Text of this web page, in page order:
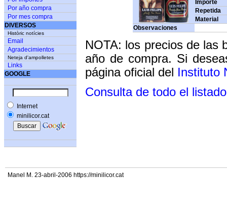
Por año compra
Por mes compra
DIVERSOS
Històric notícies
Email
Agradecimientos
Neteja d'ampolletes
Links
GOOGLE
Internet
minilicor.cat
Importe
Repetida
Material
Observaciones
NOTA: los precios de las
año de compra. Si
página oficial del Instituto
Consulta de todo el
Manel M. 23-abril-2006 https://minilicor.cat